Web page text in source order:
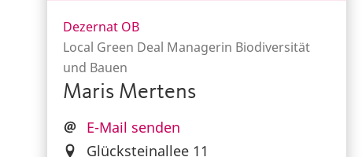
Dezernat OB
Local Green Deal Managerin Biodiversität
und Bauen
Maris Mertens
E-Mail senden
Glücksteinallee 11